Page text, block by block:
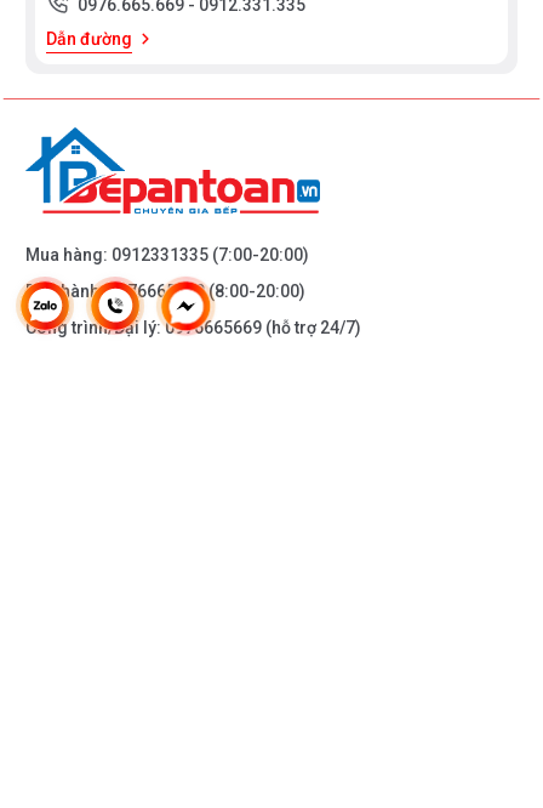
0976.665.669 - 0912.331.335
Dẫn đường
Mua hàng: 0912331335 (7:00-20:00)
Bảo hành:0976665669(8:00-20:00)
Công trình/Đại lý:0976665669 (hỗ trợ 24/7)